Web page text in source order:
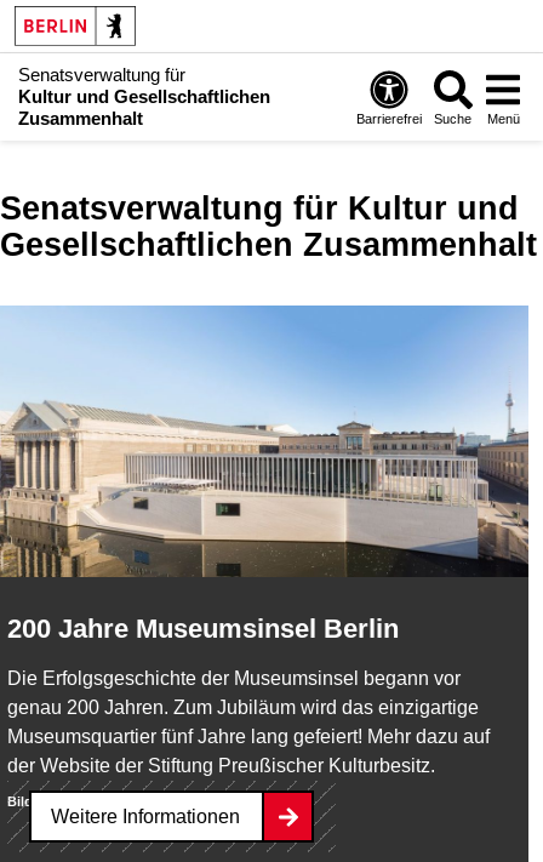
Senatsverwaltung für
Kultur und Gesellschaftlichen
Zusammenhalt
Barrierefrei Suche Menü
Senatsverwaltung für Kultur und
Gesellschaftlichen Zusammenhalt
200 Jahre Museumsinsel Berlin
Die Erfolgsgeschichte der Museumsinsel begann vor
genau 200 Jahren. Zum Jubiläum wird das einzigartige
Museumsquartier fünf Jahre lang gefeiert! Mehr dazu auf
der Website der Stiftung Preußischer Kulturbesitz.
Weitere Informationen
Bild: